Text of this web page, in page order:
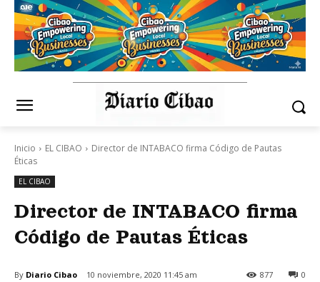
Inicio EL CIBAO
Director de INTABACO firma Código de Pautas
Éticas
EL CIBAO
Director de INTABACO firma
Código de Pautas Éticas
By Diario Cibao 10 noviembre, 2020 11:45 am 0
877